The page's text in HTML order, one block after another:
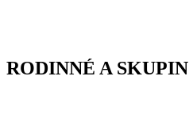
RODINNÉ A